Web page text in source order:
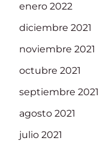
enero 2022
diciembre 2021
noviembre 2021
octubre 2021
septiembre 2021
agosto 2021
julio 2021